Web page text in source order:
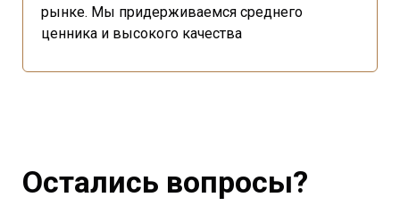
рынке. Мы придерживаемся среднего
ценника и высокого качества
Остались вопросы?